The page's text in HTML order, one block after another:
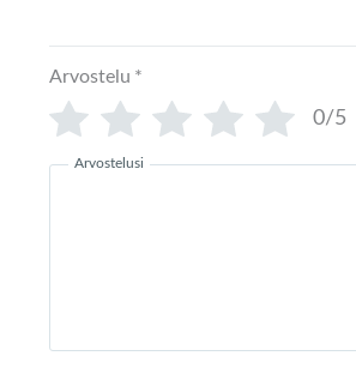
Arvostelu *
0/5
Arvostelusi